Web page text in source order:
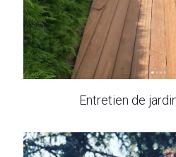
Entretien de